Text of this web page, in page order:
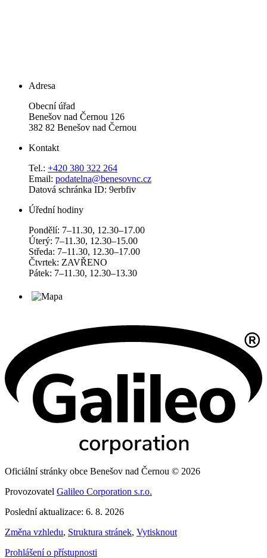
Adresa
Obecní úřad
Benešov nad Černou 126
382 82 Benešov nad Černou
Kontakt
Tel.: +420 380 322 264
Email: podatelna@benesovnc.cz
Datová schránka ID: 9erbfiv
Úřední hodiny
Pondělí: 7–11.30, 12.30–17.00
Úterý: 7–11.30, 12.30–15.00
Středa: 7–11.30, 12.30–17.00
Čtvrtek: ZAVŘENO
Pátek: 7–11.30, 12.30–13.30
Oficiální stránky obce Benešov nad Černou © 2026
Provozovatel Galileo Corporation s.r.o.
Poslední aktualizace: 6. 8. 2026
Změna vzhledu, Struktura stránek, Vytisknout
Prohlášení o přístupnosti